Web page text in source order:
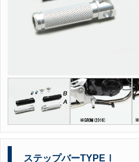
ステップバーTYPEⅠ